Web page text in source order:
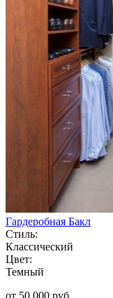
Гардеробная Бакл
Стиль:
Классический
Цвет:
Темный
от 50 000 руб.